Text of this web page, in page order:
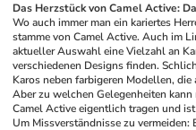
Das Herzstück von Camel Active:
Wo auch immer man ein kariertes
stamme von Camel Active. Auch im
aktueller Auswahl eine Vielzahl an
verschiedenen Designs finden.
Karos neben farbigeren Modellen,
Aber zu welchen Gelegenheiten
Camel Active eigentlich tragen und
Um Missverständnisse zu